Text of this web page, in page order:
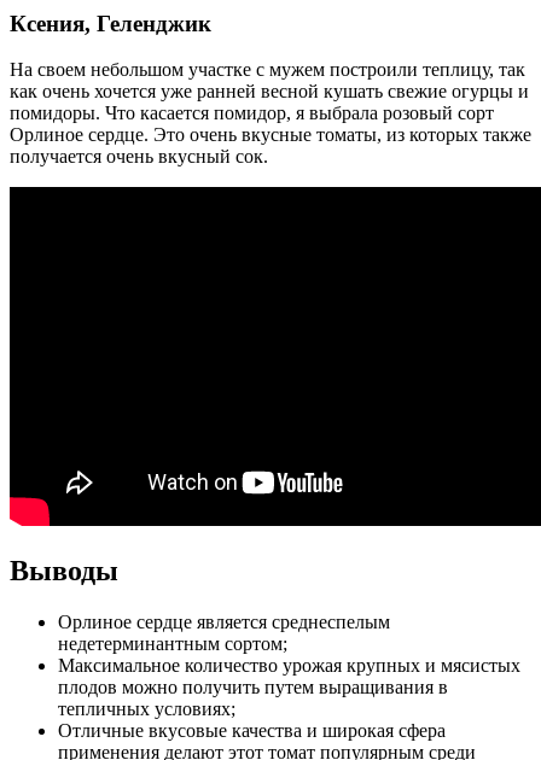
Ксения, Геленджик
На своем небольшом участке с мужем построили теплицу, так
как очень хочется уже ранней весной кушать свежие огурцы и
помидоры. Что касается помидор, я выбрала розовый сорт
Орлиное сердце. Это очень вкусные томаты, из которых также
получается очень вкусный сок.
Выводы
Орлиное сердце является среднеспелым
недетерминантным сортом;
Максимальное количество урожая крупных и мясистых
плодов можно получить путем выращивания в
тепличных условиях;
Отличные вкусовые качества и широкая сфера
применения делают этот томат популярным среди